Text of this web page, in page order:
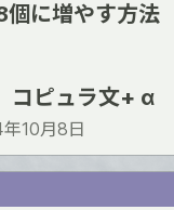
に増やす方法
ピュラ文+ α
年10月8日